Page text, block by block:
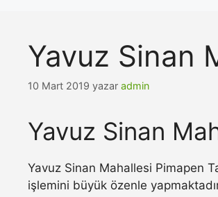
Yavuz Sinan
10 Mart 2019 yazar admin
Yavuz Sinan
Yavuz Sinan Mahallesi Pimapen
işlemini büyük özenle